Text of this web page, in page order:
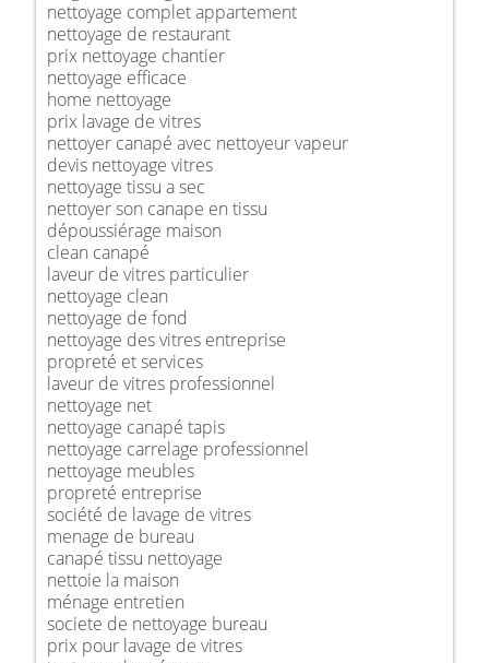
nettoyage complet appartement
nettoyage de restaurant
prix nettoyage chantier
nettoyage efficace
home nettoyage
prix lavage de vitres
nettoyer canapé avec nettoyeur vapeur
devis nettoyage vitres
nettoyage tissu a sec
nettoyer son canape en tissu
dépoussiérage maison
clean canapé
laveur de vitres particulier
nettoyage clean
nettoyage de fond
nettoyage des vitres entreprise
propreté et services
laveur de vitres professionnel
nettoyage net
nettoyage canapé tapis
nettoyage carrelage professionnel
nettoyage meubles
propreté entreprise
société de lavage de vitres
menage de bureau
canapé tissu nettoyage
nettoie la maison
ménage entretien
societe de nettoyage bureau
prix pour lavage de vitres